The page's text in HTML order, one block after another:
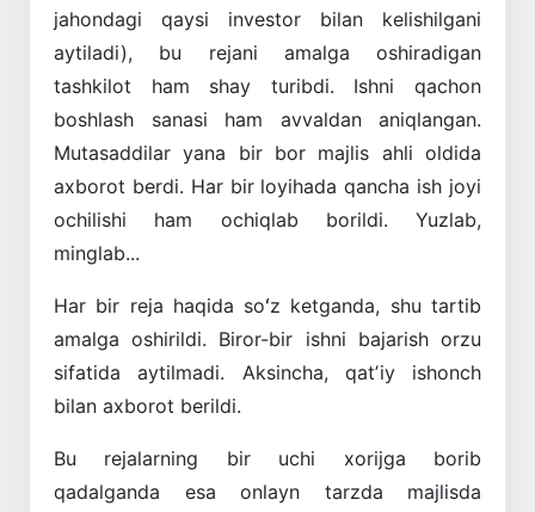
jahondagi qaysi investor bilan kelishilgani
aytiladi), bu rejani amalga oshiradigan
tashkilot ham shay turibdi. Ishni qachon
boshlash sanasi ham avvaldan aniqlangan.
Mutasaddilar yana bir bor majlis ahli oldida
axborot berdi. Har bir loyihada qancha ish joyi
ochilishi ham ochiqlab borildi. Yuzlab,
minglab...
Har bir reja haqida soʻz ketganda, shu tartib
amalga oshirildi. Biror-bir ishni bajarish orzu
sifatida aytilmadi. Aksincha, qatʼiy ishonch
bilan axborot berildi.
Bu rejalarning bir uchi xorijga borib
qadalganda esa onlayn tarzda majlisda